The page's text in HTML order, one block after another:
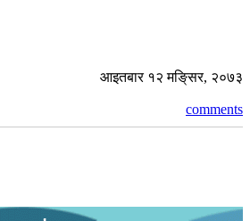
आइतबार १२ मङि्सर, २०७३
comments